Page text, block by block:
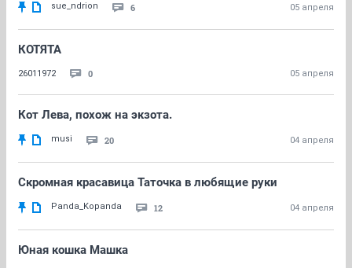
sue_ndrion 6 05 апреля
КОТЯТА
26011972 0 05 апреля
Кот Лева, похож на экзота.
musi 20 04 апреля
Скромная красавица Таточка в любящие руки
Panda_Kopanda 12 04 апреля
Юная кошка Машка